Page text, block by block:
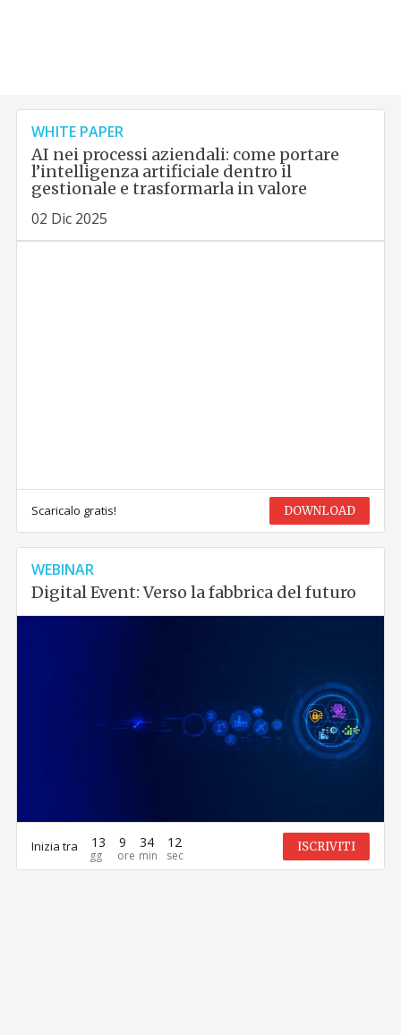
WHITE PAPER
AI nei processi aziendali: come portare
l’intelligenza artificiale dentro il
gestionale e trasformarla in valore
02 Dic 2025
Scaricalo gratis! DOWNLOAD
WEBINAR
Digital Event: Verso la fabbrica del futuro
Inizia tra 13 9 34 12 ISCRIVITI